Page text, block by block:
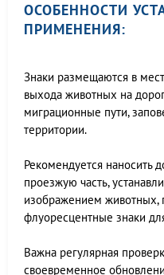
ОСОБЕННОСТИ
ПРИМЕНЕНИЯ:
Знаки размещаются в
выхода животных на
миграционные пути,
территории.
Рекомендуется наносить
проезжую часть,
изображением
флуоресцентные знаки
Важна регулярная
своевременное